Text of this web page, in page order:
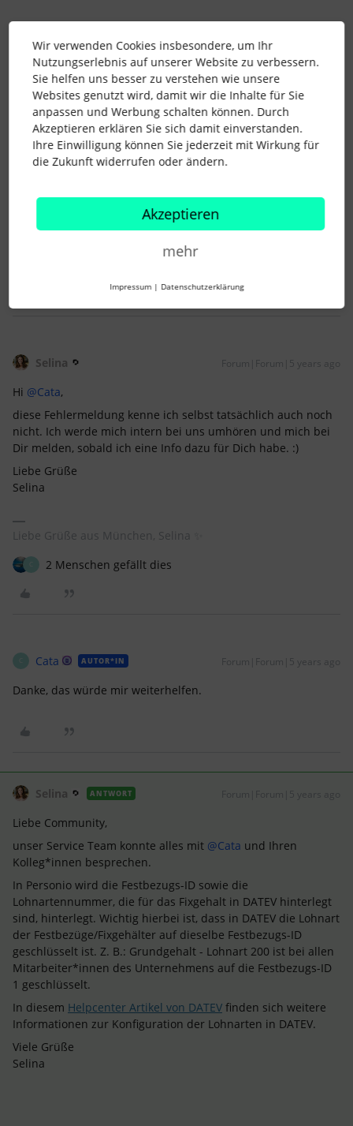
Cata AUTOR*IN Forum|Forum|5 years ago
Hi Selina,
Elias von eurem Support konnte mir eigentlich nur sagen,
was bei euch auf der Seite steht (Festbezugs-ID und Lohnart
müssen bei Personio und Datev identisch angelegt sein).
Der Datev Support hat unser Steuerbüro auf eure
Helpcenterseite mit der selben Info geschickt.
Hast du noch eine Idee bezüglich der Fehlermeldung?
Ich komme hier nicht weiter.
Selina Forum|Forum|5 years ago
Hi @Cata,
diese Fehlermeldung kenne ich selbst tatsächlich auch noch
nicht. Ich werde mich intern bei uns umhören und mich bei
Dir melden, sobald ich eine Info dazu für Dich habe. :)
Liebe Grüße
Selina
Liebe Grüße aus München, Selina ✨
2 Menschen gefällt dies
Cata AUTOR*IN Forum|Forum|5 years ago
Danke, das würde mir weiterhelfen.
Selina ANTWORT
Liebe Community,
unser Service Team konnte alles mit @Cata und Ihren
Kolleg*innen besprechen.
In Personio wird die Festbezugs-ID sowie die
Lohnartennummer, die für das Fixgehalt in DATEV hinterlegt
sind, hinterlegt. Wichtig hierbei ist, dass in DATEV die Lohnart
der Festbezüge/Fixgehälter auf dieselbe Festbezugs-ID
geschlüsselt ist. Z. B.: Grundgehalt - Lohnart 200 ist bei allen
Mitarbeiter*innen des Unternehmens auf die Festbezugs-ID
1 geschlüsselt.
In diesem Helpcenter Artikel von DATEV finden sich weitere
Informationen zur Konfiguration der Lohnarten in DATEV.
Viele Grüße
Selina
Wir verwenden Cookies insbesondere, um Ihr
Nutzungserlebnis auf unserer Website zu verbessern.
Sie helfen uns besser zu verstehen wie unsere
Websites genutzt wird, damit wir die Inhalte für Sie
anpassen und Werbung schalten können. Durch
Akzeptieren erklären Sie sich damit einverstanden.
Ihre Einwilligung können Sie jederzeit mit Wirkung für
die Zukunft widerrufen oder ändern.
Akzeptieren
mehr
Impressum | Datenschutzerklärung